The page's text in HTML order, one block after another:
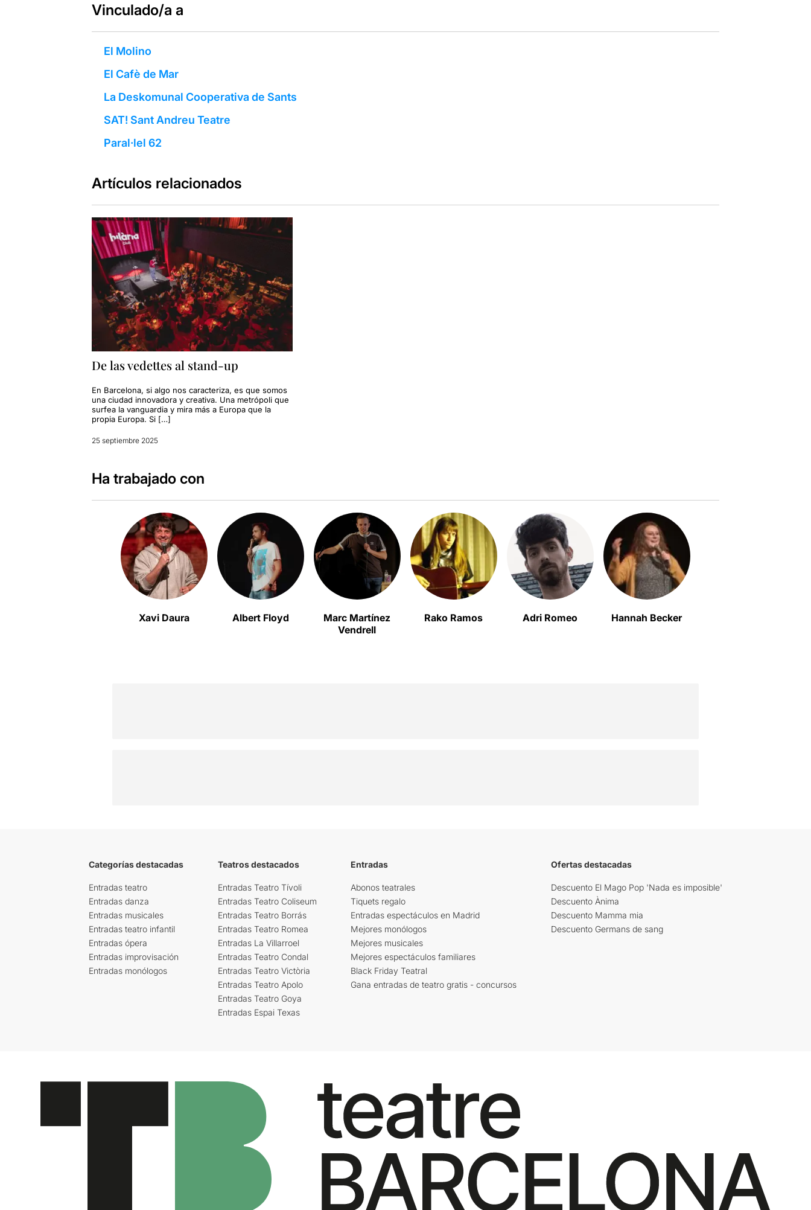
Vinculado/a a
El Molino
El Cafè de Mar
La Deskomunal Cooperativa de Sants
SAT! Sant Andreu Teatre
Paral·lel 62
Artículos relacionados
De las vedettes al stand-up
En Barcelona, si algo nos caracteriza, es que somos
una ciudad innovadora y creativa. Una metrópoli que
surfea la vanguardia y mira más a Europa que la
propia Europa. Si […]
25 septiembre 2025
Ha trabajado con
Xavi Daura Albert Floyd
Marc Martínez
Vendrell
Rako Ramos Adri Romeo Hannah Becker
Categorías destacadas
Entradas teatro
Entradas danza
Entradas musicales
Entradas teatro infantil
Entradas ópera
Entradas improvisación
Entradas monólogos
Teatros destacados
Entradas Teatro Tívoli
Entradas Teatro Coliseum
Entradas Teatro Borrás
Entradas Teatro Romea
Entradas La Villarroel
Entradas Teatro Condal
Entradas Teatro Victòria
Entradas Teatro Apolo
Entradas Teatro Goya
Entradas Espai Texas
Entradas
Abonos teatrales
Tiquets regalo
Entradas espectáculos en Madrid
Mejores monólogos
Mejores musicales
Mejores espectáculos familiares
Black Friday Teatral
Gana entradas de teatro gratis - concursos
Ofertas destacadas
Descuento El Mago Pop 'Nada es imposible'
Descuento Ànima
Descuento Mamma mia
Descuento Germans de sang